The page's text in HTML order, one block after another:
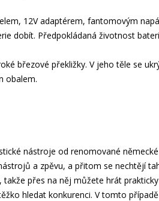
12V adaptérem, fantomovým
dobít. Předpokládaná životnost
březové překližky. V jeho těle se
obalem.
nástroje od renomované
a zpěvu, a přitom se nechtějí
přes na něj můžete hrát
hledat konkurenci. V tomto